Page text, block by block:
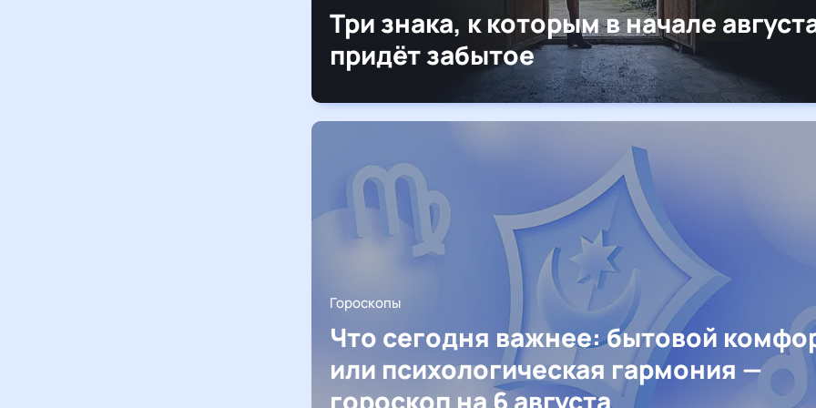
Три знака, к которым в начале
придёт забытое
Гороскопы
Что сегодня важнее: бытовой
или психологическая гармония —
гороскоп на 6 августа